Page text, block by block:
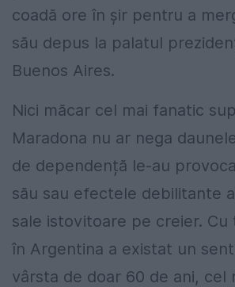
coadă ore în șir pentru a
său depus la palatul
Buenos Aires.
Nici măcar cel mai fanatic
Maradona nu ar nega
de dependență le-au
său sau efectele debilitante
sale istovitoare pe creier. Cu
în Argentina a existat un
vârsta de doar 60 de ani, cel